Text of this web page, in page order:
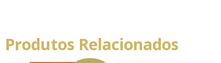
Produtos Relacionados